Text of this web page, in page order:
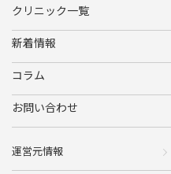
クリニック一覧
新着情報
コラム
お問い合わせ
運営元情報